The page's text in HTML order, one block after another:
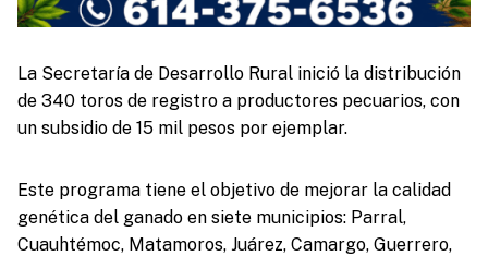
La Secretaría de Desarrollo Rural inició la distribución
de 340 toros de registro a productores pecuarios, con
un subsidio de 15 mil pesos por ejemplar.
Este programa tiene el objetivo de mejorar la calidad
genética del ganado en siete municipios: Parral,
Cuauhtémoc, Matamoros, Juárez, Camargo, Guerrero,